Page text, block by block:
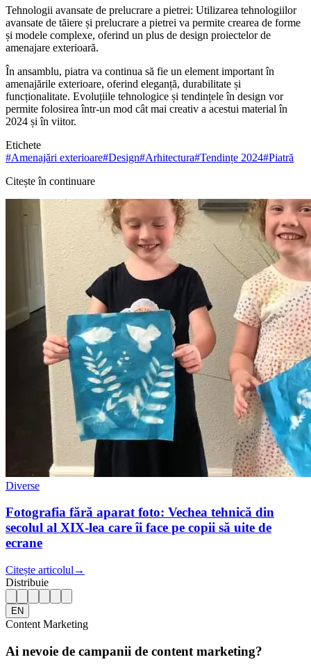
Tehnologii avansate de prelucrare a pietrei: Utilizarea tehnologiilor
avansate de tăiere și prelucrare a pietrei va permite crearea de forme
și modele complexe, oferind un plus de design proiectelor de
amenajare exterioară.
În ansamblu, piatra va continua să fie un element important în
amenajările exterioare, oferind eleganță, durabilitate și
funcționalitate. Evoluțiile tehnologice și tendințele în design vor
permite folosirea într-un mod cât mai creativ a acestui material în
2024 și în viitor.
Etichete
#Amenajări exterioare#Design#Arhitectura#Tendințe 2024#Piatră
Citește în continuare
Diverse
Fotografia fără aparat foto: Vechea tehnică din
secolul al XIX-lea care îi face pe copii să uite de
ecrane
Citește articolul →
Distribuie
EN
Content Marketing
Ai nevoie de campanii de content marketing?